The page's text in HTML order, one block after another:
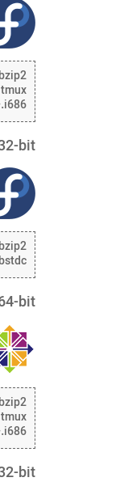
bit
bit
bit